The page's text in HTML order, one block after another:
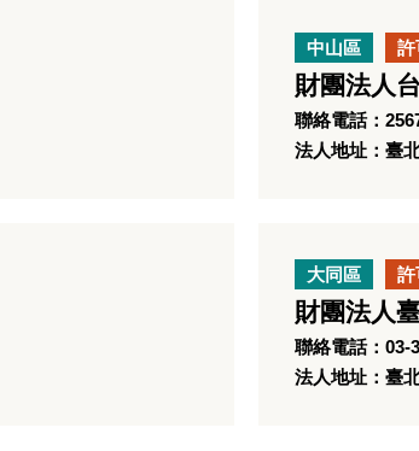
中山區 許
財團法人
聯絡電話：
法人地址：臺
大同區 許
財團法人
聯絡電話：03-
法人地址：臺